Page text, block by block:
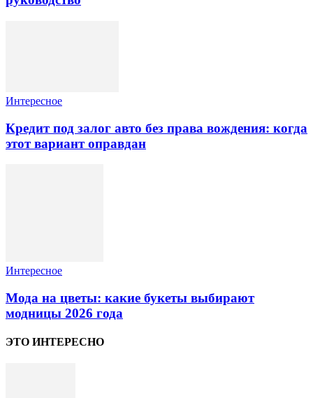
Интересное
Кредит под залог авто без права вождения: когда
этот вариант оправдан
Интересное
Мода на цветы: какие букеты выбирают
модницы 2026 года
ЭТО ИНТЕРЕСНО